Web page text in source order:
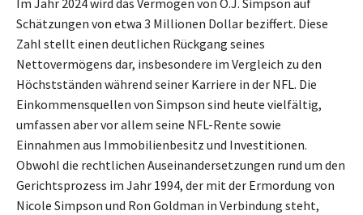
Im Jahr 2024 wird das Vermögen von O.J. Simpson auf
Schätzungen von etwa 3 Millionen Dollar beziffert. Diese
Zahl stellt einen deutlichen Rückgang seines
Nettovermögens dar, insbesondere im Vergleich zu den
Höchstständen während seiner Karriere in der NFL. Die
Einkommensquellen von Simpson sind heute vielfältig,
umfassen aber vor allem seine NFL-Rente sowie
Einnahmen aus Immobilienbesitz und Investitionen.
Obwohl die rechtlichen Auseinandersetzungen rund um den
Gerichtsprozess im Jahr 1994, der mit der Ermordung von
Nicole Simpson und Ron Goldman in Verbindung steht,